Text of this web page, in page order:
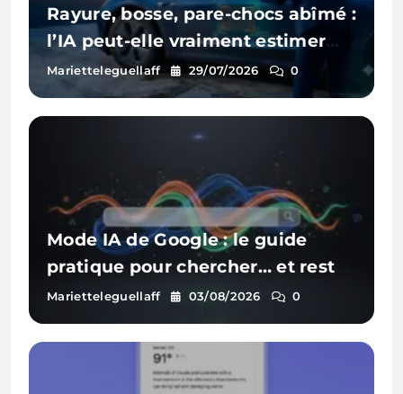
Rayure, bosse, pare-chocs abîmé :
l’IA peut-elle vraiment estimer
les réparations d’une voiture à
partir d’une photo ?
Marietteleguellaff 29/07/2026 0
Mode IA de Google : le guide
pratique pour chercher… et rester
visible
Marietteleguellaff 03/08/2026 0